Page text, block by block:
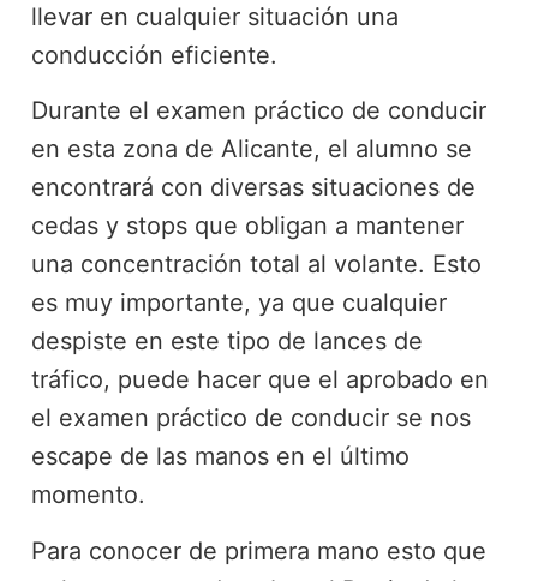
llevar en cualquier situación una
conducción eficiente.
Durante el examen práctico de conducir
en esta zona de Alicante, el alumno se
encontrará con diversas situaciones de
cedas y stops que obligan a mantener
una concentración total al volante. Esto
es muy importante, ya que cualquier
despiste en este tipo de lances de
tráfico, puede hacer que el aprobado en
el examen práctico de conducir se nos
escape de las manos en el último
momento.
Para conocer de primera mano esto que